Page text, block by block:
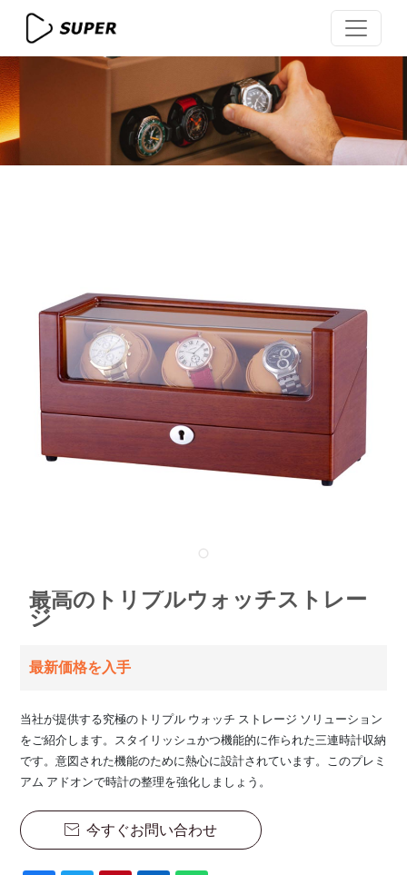
最高のトリプルウォッチストレー
ジ
最新価格を入手
当社が提供する究極のトリプル ウォッチ ストレージ ソリューション
をご紹介します。スタイリッシュかつ機能的に作られた三連時計収納
です。意図された機能のために熱心に設計されています。このプレミ
アム アドオンで時計の整理を強化しましょう。
 今すぐお問い合わせ